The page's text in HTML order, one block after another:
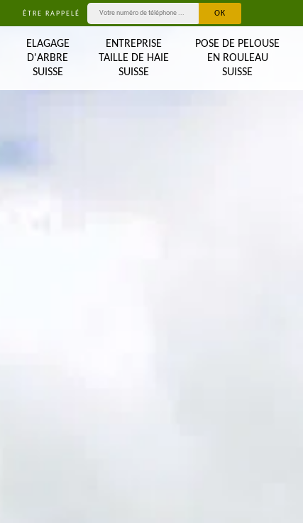
ÊTRE RAPPELÉ
ELAGAGE
D'ARBRE
SUISSE
ENTREPRISE
TAILLE DE HAIE
SUISSE
POSE DE PELOUSE
EN ROULEAU
SUISSE